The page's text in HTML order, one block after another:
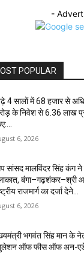
-
POPULAR
4 सालों में 68 हजार से
के निवेश से 6.36 लाख
6, 2026
सांसद मालविंदर सिंह कंग ने
बंगा–गढ़शंकर–श्री
राजमार्ग का दर्जा देने...
6, 2026
भगवंत सिंह मान के
ऑफ फीस ऑफ अन-